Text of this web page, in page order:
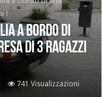
!
a bordo di
di 3 ragazzi
741 Visualizzazioni